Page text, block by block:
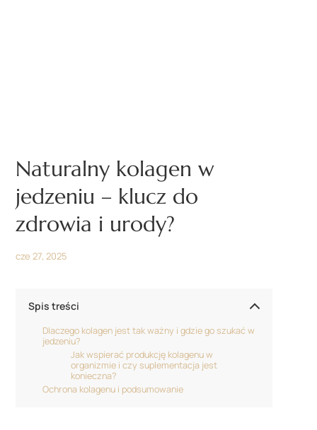
Naturalny kolagen w
jedzeniu – klucz do
zdrowia i urody?
cze 27, 2025
Spis treści
Dlaczego kolagen jest tak ważny i gdzie go szukać w
jedzeniu?
Jak wspierać produkcję kolagenu w
organizmie i czy suplementacja jest
konieczna?
Ochrona kolagenu i podsumowanie